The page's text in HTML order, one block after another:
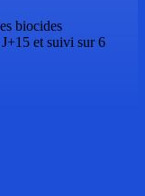
biocides
et suivi sur 6